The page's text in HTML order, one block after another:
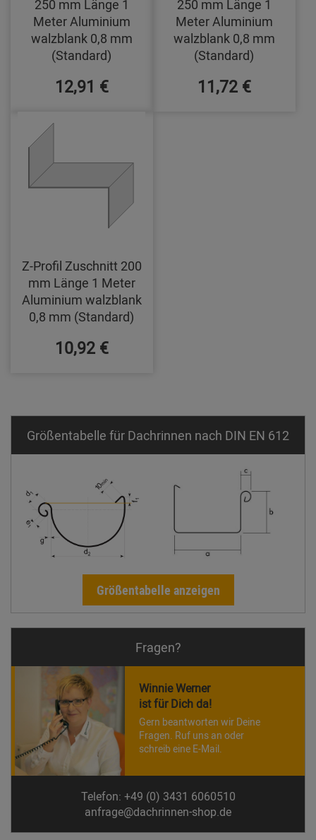
250 mm Länge 1
Meter Aluminium
walzblank 0,8 mm
(Standard)
12,91 €
250 mm Länge 1
Meter Aluminium
walzblank 0,8 mm
(Standard)
11,72 €
Z-Profil Zuschnitt 200
mm Länge 1 Meter
Aluminium walzblank
0,8 mm (Standard)
10,92 €
Größentabelle für Dachrinnen nach DIN EN 612
Größentabelle anzeigen
Fragen?
Winnie Werner
ist für Dich da!
Gern beantworten wir Deine
Fragen. Ruf uns an oder
schreib eine E-Mail.
Telefon: +49 (0) 3431 6060510
anfrage@dachrinnen-shop.de